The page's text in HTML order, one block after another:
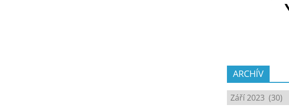
ARCHÍV
ARCHÍV